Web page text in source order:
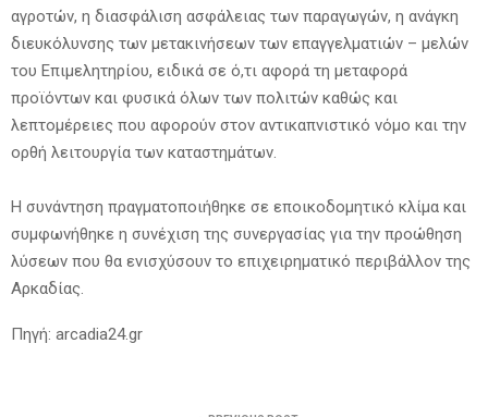
αγροτών, η διασφάλιση ασφάλειας των παραγωγών, η ανάγκη
διευκόλυνσης των μετακινήσεων των επαγγελματιών – μελών
του Επιμελητηρίου, ειδικά σε ό,τι αφορά τη μεταφορά
προϊόντων και φυσικά όλων των πολιτών καθώς και
λεπτομέρειες που αφορούν στον αντικαπνιστικό νόμο και την
ορθή λειτουργία των καταστημάτων.
Η συνάντηση πραγματοποιήθηκε σε εποικοδομητικό κλίμα και
συμφωνήθηκε η συνέχιση της συνεργασίας για την προώθηση
λύσεων που θα ενισχύσουν το επιχειρηματικό περιβάλλον της
Αρκαδίας.
Πηγή: arcadia24.gr